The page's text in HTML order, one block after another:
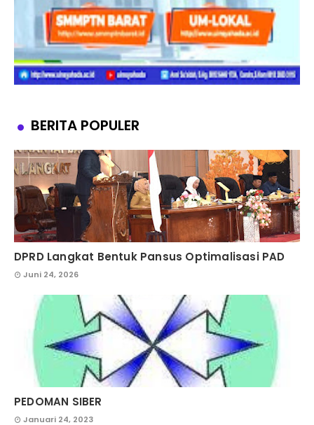
BERITA POPULER
DPRD Langkat Bentuk Pansus Optimalisasi PAD
Juni 24, 2026
PEDOMAN SIBER
Januari 24, 2023